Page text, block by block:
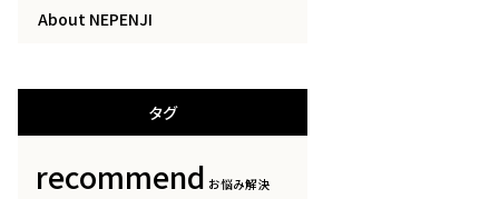
About NEPENJI
タグ
recommend お悩み解決